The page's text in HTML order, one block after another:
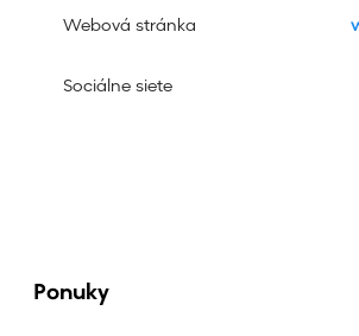
Webová stránka
Sociálne siete
Ponuky